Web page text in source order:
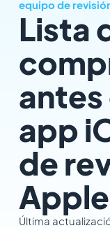
equipo de
Lista
antes
app
de
Apple
Última